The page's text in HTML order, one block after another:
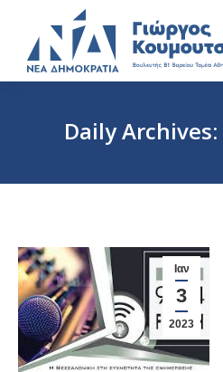
Daily Archives:
Ιαν
3
2023